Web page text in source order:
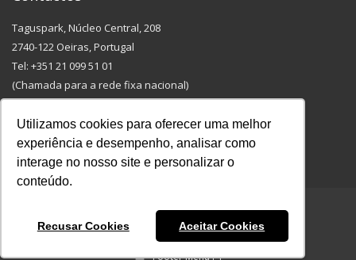
Utilizamos cookies para oferecer uma melhor
experiência e desempenho, analisar como
interage no nosso site e personalizar o
conteúdo.
Recusar Cookies Aceitar Cookies
Taguspark, Núcleo Central, 208
2740-122 Oeiras, Portugal
Tel: +351 21 099 51 01
(Chamada para a rede fixa nacional)
Email: info@outmarketing.pt
Footer Menu PT